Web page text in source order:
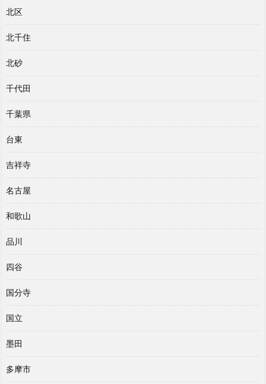
北区
北千住
北砂
千代田
千葉県
台東
吉祥寺
名古屋
和歌山
品川
四谷
国分寺
国立
墨田
多摩市